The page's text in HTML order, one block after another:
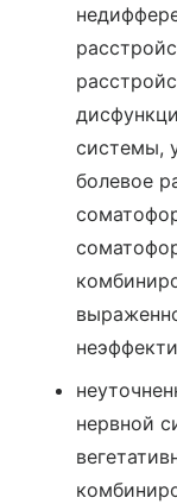
системы,
болевое
нервной